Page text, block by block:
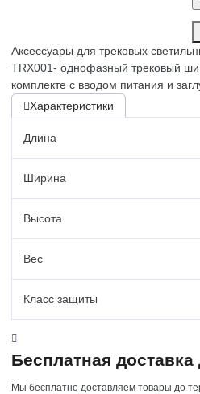
Аксессуары для трековых
TRX001- однофазный трековый
комплекте с вводом питания и
Характеристики
Длина
Ширина
Высота
Вес
Класс защиты
Бесплатная доставка
Мы бесплатно доставляем товары до